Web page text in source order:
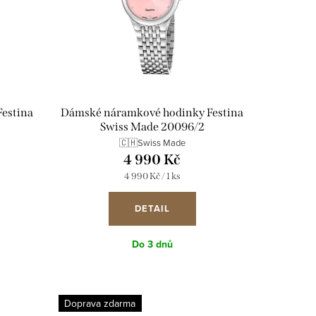
Dámské náramkové hodinky Festina
Swiss Made 20096/2
🇨🇭Swiss Made
4 990 Kč
Měrná
cena:
4 990 Kč / 1 ks
DETAIL
Do 3 dnů
Doprava zdarma